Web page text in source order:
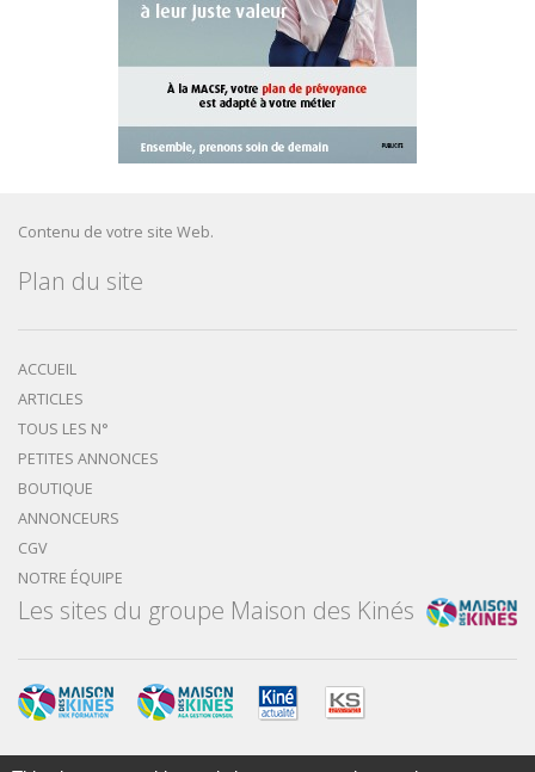
Contenu de votre site Web.
Plan du site
ACCUEIL
ARTICLES
TOUS LES N°
PETITES ANNONCES
BOUTIQUE
ANNONCEURS
CGV
NOTRE ÉQUIPE
Les sites du groupe Maison des Kinés